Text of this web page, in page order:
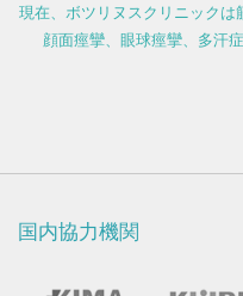
現在、ボツリヌスクリニックは
顔面痙攣、眼球痙攣、多汗
国内協力機関